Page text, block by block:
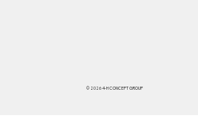
© 2026 4-H CONCEPT GROUP